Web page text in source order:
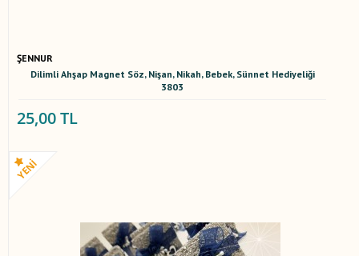
ŞENNUR
Dilimli Ahşap Magnet Söz, Nişan, Nikah, Bebek, Sünnet Hediyeliği
3803
25,00 TL